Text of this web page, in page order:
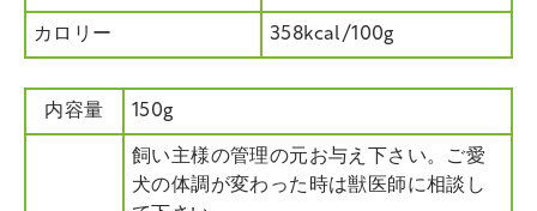
カロリー 358kcal/100g
内容量 150g
飼い主様の管理の元お与え下さい。ご愛
犬の体調が変わった時は獣医師に相談し